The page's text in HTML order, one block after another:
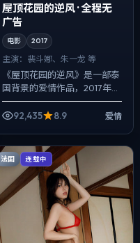
屋顶花园的逆风 · 全程无
广告
电影 2017
主演： 裴斗娜、朱一龙 等
《屋顶花园的逆风》是一部泰
国背景的爱情作品，2017年公
映，由徐克执导，裴斗娜、朱
一龙、提莫西·查拉梅等主演。
92,435 8.9 爱情
法国 连载中